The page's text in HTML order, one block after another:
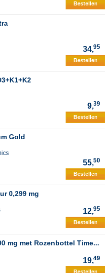
Bestellen
34,95
Bestellen
9,39
Bestellen
Gold
55,50
Bestellen
0,299 mg
12,95
Bestellen
mg met Rozenbottel Time...
19,49
Bestellen